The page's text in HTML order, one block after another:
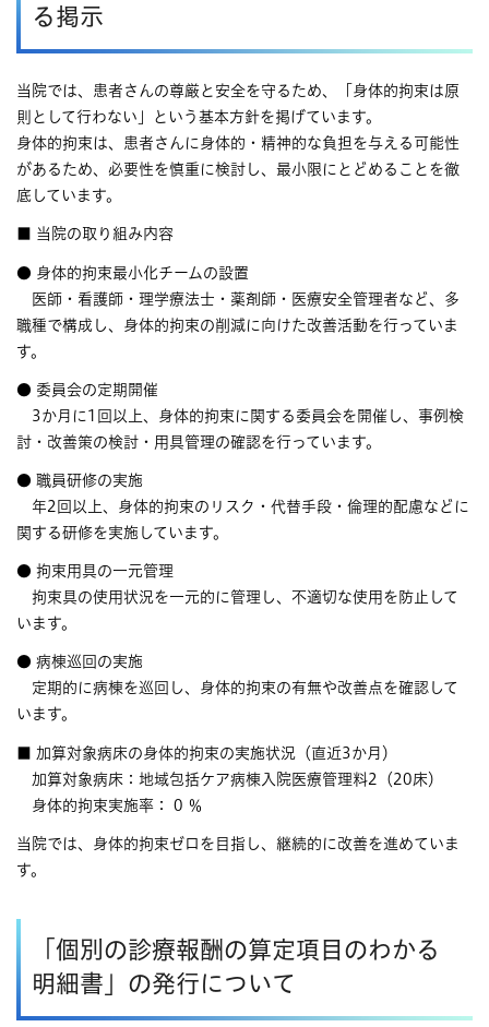
る掲示​
当院では、患者さんの尊厳と安全を守るため、「身体的拘束は原
則として行わない」という基本方針を掲げています。
身体的拘束は、患者さんに身体的・精神的な負担を与える可能性
があるため、必要性を慎重に検討し、最小限にとどめることを徹
底しています。
■ 当院の取り組み内容
● 身体的拘束最小化チームの設置
医師・看護師・理学療法士・薬剤師・医療安全管理者など、多
職種で構成し、身体的拘束の削減に向けた改善活動を行っていま
す。
● 委員会の定期開催
3か月に1回以上、身体的拘束に関する委員会を開催し、事例検
討・改善策の検討・用具管理の確認を行っています。
● 職員研修の実施
年2回以上、身体的拘束のリスク・代替手段・倫理的配慮などに
関する研修を実施しています。
● 拘束用具の一元管理
拘束具の使用状況を一元的に管理し、不適切な使用を防止して
います。
● 病棟巡回の実施
定期的に病棟を巡回し、身体的拘束の有無や改善点を確認して
います。
■ 加算対象病床の身体的拘束の実施状況（直近3か月）
加算対象病床：地域包括ケア病棟入院医療管理料2（20床）
身体的拘束実施率： 0 ％
当院では、身体的拘束ゼロを目指し、継続的に改善を進めていま
す。
「個別の診療報酬の算定項目のわかる
明細書」の発行について